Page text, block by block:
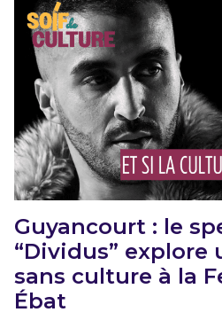
Guyancourt : le
“Dividus” explore
sans culture à la
Ébat